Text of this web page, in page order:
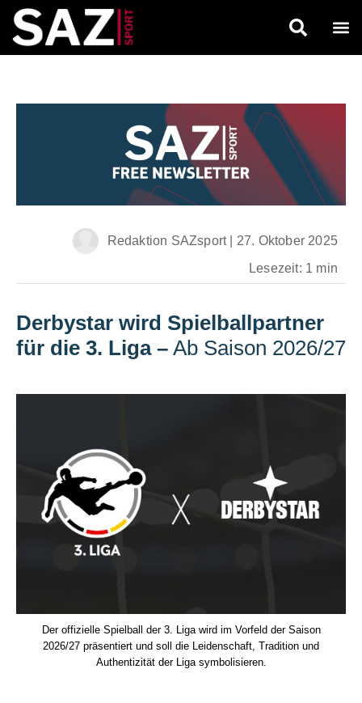
Redaktion SAZsport
27. Oktober 2025
Lesezeit: 1 min
Derbystar wird Spielballpartner
für die 3. Liga – Ab Saison 2026/27
Der offizielle Spielball der 3. Liga wird im Vorfeld der Saison
2026/27 präsentiert und soll die Leidenschaft, Tradition und
Authentizität der Liga symbolisieren.